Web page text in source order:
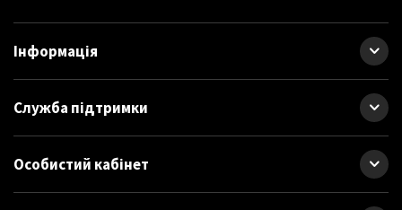
Інформація
Служба підтримки
Особистий кабінет